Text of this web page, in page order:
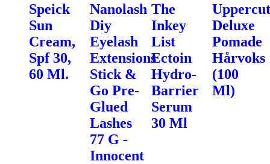
Speick
Sun
Cream,
Spf 30,
60 Ml.
Nanolash
Diy
Eyelash
Extensions
Stick &
Go Pre-
Glued
Lashes
77 G -
Innocent
The
Inkey
List
Ectoin
Hydro-
Barrier
Serum
30 Ml
Uppercut
Deluxe
Pomade
Hårvoks
(100
Ml)